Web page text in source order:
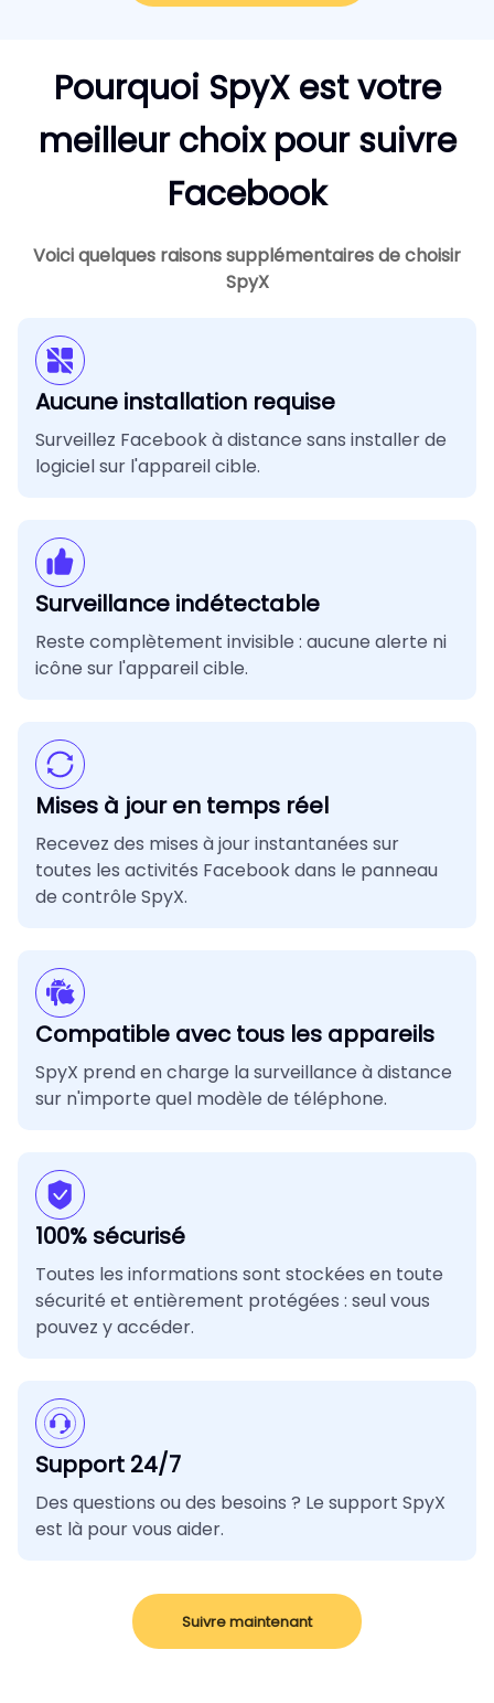
Pourquoi SpyX est votre
meilleur choix pour suivre
Facebook
Voici quelques raisons supplémentaires de choisir
SpyX
Aucune installation requise
Surveillez Facebook à distance sans installer de
logiciel sur l'appareil cible.
Surveillance indétectable
Reste complètement invisible : aucune alerte ni
icône sur l'appareil cible.
Mises à jour en temps réel
Recevez des mises à jour instantanées sur
toutes les activités Facebook dans le panneau
de contrôle SpyX.
Compatible avec tous les appareils
SpyX prend en charge la surveillance à distance
sur n'importe quel modèle de téléphone.
100% sécurisé
Toutes les informations sont stockées en toute
sécurité et entièrement protégées : seul vous
pouvez y accéder.
Support 24/7
Des questions ou des besoins ? Le support SpyX
est là pour vous aider.
Suivre maintenant